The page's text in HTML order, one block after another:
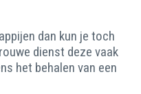
dan kun je toch
dienst deze vaak
het behalen van een